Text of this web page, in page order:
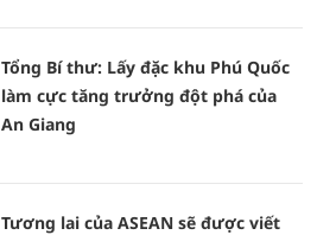
Tổng Bí thư: Lấy đặc khu Phú Quốc
làm cực tăng trưởng đột phá của
An Giang
Tương lai của ASEAN sẽ được viết